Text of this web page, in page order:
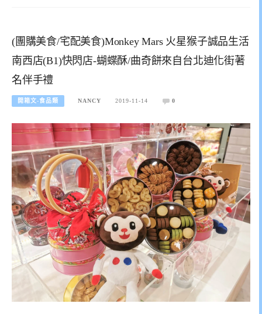
(團購美食/宅配美食)Monkey Mars 火星猴子誠品生活
南西店(B1)快閃店-蝴蝶酥/曲奇餅來自台北迪化街著
名伴手禮
開箱文-食品類 NANCY 2019-11-14 0